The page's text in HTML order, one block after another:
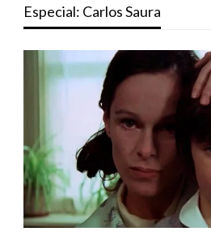
Especial: Carlos Saura